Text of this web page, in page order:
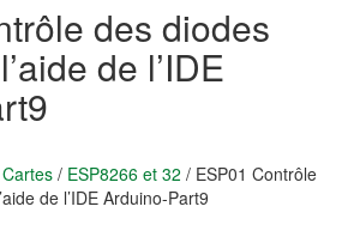
des diodes
de l’IDE
/ ESP8266 et 32 / ESP01 Contrôle
de l’IDE Arduino-Part9